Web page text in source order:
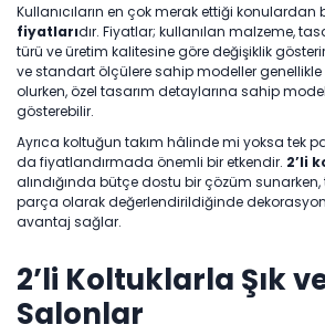
Kullanıcıların en çok merak ettiği konulardan
fiyatlarıdır. Fiyatlar; kullanılan malzeme,
türü ve üretim kalitesine göre değişiklik
ve standart ölçülere sahip modeller
olurken, özel tasarım detaylarına sahip
gösterebilir.
Ayrıca koltuğun takım hâlinde mi yoksa tek
da fiyatlandırmada önemli bir etkendir. 2’li
alındığında bütçe dostu bir çözüm sunarken,
parça olarak değerlendirildiğinde
avantaj sağlar.
2’li Koltuklarla Şık
Salonlar